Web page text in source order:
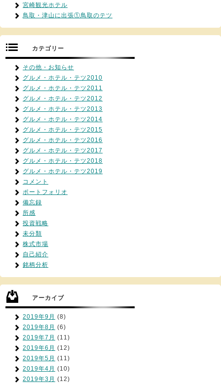
宮崎観光ホテル
鳥取・津山に出張①鳥取のテツ
カテゴリー
その他・お知らせ
グルメ・ホテル・テツ2010
グルメ・ホテル・テツ2011
グルメ・ホテル・テツ2012
グルメ・ホテル・テツ2013
グルメ・ホテル・テツ2014
グルメ・ホテル・テツ2015
グルメ・ホテル・テツ2016
グルメ・ホテル・テツ2017
グルメ・ホテル・テツ2018
グルメ・ホテル・テツ2019
コメント
ポートフォリオ
備忘録
所感
投資戦略
未分類
株式市場
自己紹介
銘柄分析
アーカイブ
2019年9月 (8)
2019年8月 (6)
2019年7月 (11)
2019年6月 (12)
2019年5月 (11)
2019年4月 (10)
2019年3月 (12)